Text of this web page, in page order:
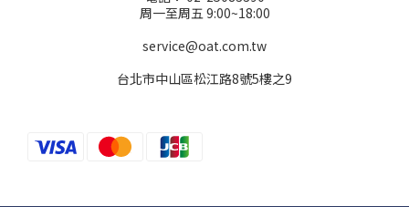
周一至周五 9:00~18:00
service@oat.com.tw
台北市中山區松江路8號5樓之9